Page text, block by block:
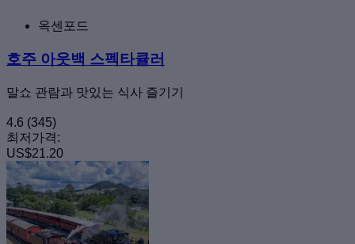
옥센포드
호주 아웃백 스펙타큘러
말쇼 관람과 맛있는 식사 즐기기
4.6 (345)
최저가격:
US$21.20